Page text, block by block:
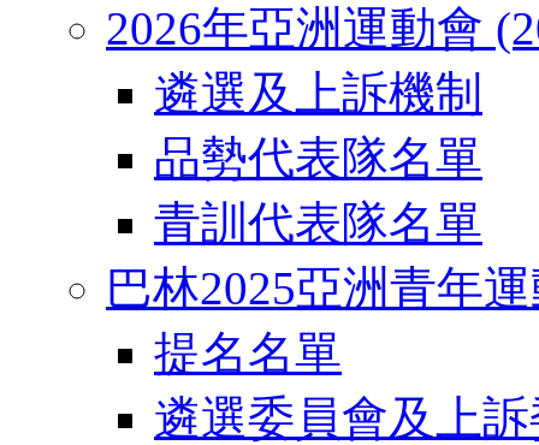
2026年亞洲運動會
遴選及上訴機制
品勢代表隊名單
青訓代表隊名單
巴林2025亞洲青年
提名名單
遴選委員會及上